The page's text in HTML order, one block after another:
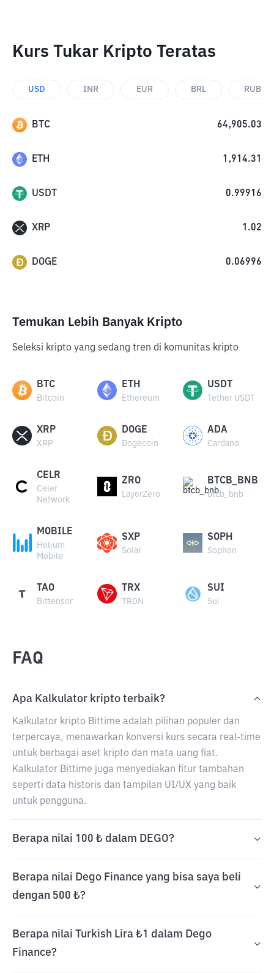
Kurs Tukar Kripto Teratas
USD INR EUR BRL RUB
BTC 64,905.03
ETH 1,914.31
USDT 0.99916
XRP 1.02
DOGE 0.06996
Temukan Lebih Banyak Kripto
Seleksi kripto yang sedang tren di komunitas kripto
BTC
Bitcoin
ETH
Ethereum
USDT
Tether USDT
XRP
XRP
DOGE
Dogecoin
ADA
Cardano
CELR
Celer
Network
ZRO
LayerZero
BTCB_BNB
btcb_bnb
MOBILE
Helium
Mobile
SXP
Solar
SOPH
Sophon
TAO
Bittensor
TRX
TRON
SUI
Sui
FAQ
Apa Kalkulator kripto terbaik?
Kalkulator kripto Bittime adalah pilihan populer dan
terpercaya, menawarkan konversi kurs secara real-time
untuk berbagai aset kripto dan mata uang fiat.
Kalkulator Bittime juga menyediakan fitur tambahan
seperti data historis dan tampilan UI/UX yang baik
untuk pengguna.
Berapa nilai 100 ₺ dalam DEGO?
Berapa nilai Dego Finance yang bisa saya beli
dengan 500 ₺?
Berapa nilai Turkish Lira ₺1 dalam Dego
Finance?